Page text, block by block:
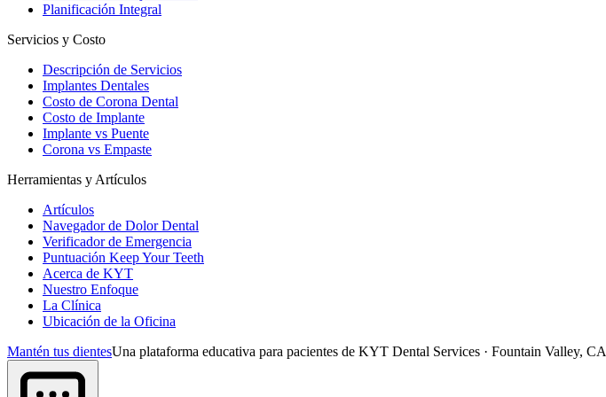
Planificación Integral
Servicios y Costo
Descripción de Servicios
Implantes Dentales
Costo de Corona Dental
Costo de Implante
Implante vs Puente
Corona vs Empaste
Herramientas y Artículos
Artículos
Navegador de Dolor Dental
Verificador de Emergencia
Puntuación Keep Your Teeth
Acerca de KYT
Nuestro Enfoque
La Clínica
Ubicación de la Oficina
Mantén tus dientesUna plataforma educativa para pacientes de KYT Dental Services · Fountain Valley, CA